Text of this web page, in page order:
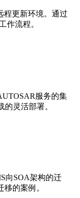
程更新环境。通过
作流程。
服务的集
灵活部署。
向SOA架构的迁
的案例。